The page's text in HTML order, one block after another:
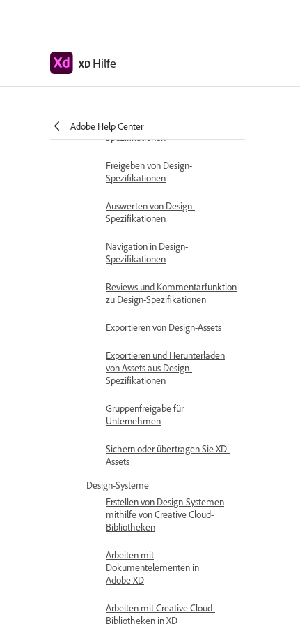
XD Hilfe
Adobe Help Center
Arbeiten mit freigegebenen
Prototypen in XD
Arbeiten mit Design-
Spezifikationen
Freigeben von Design-
Spezifikationen
Auswerten von Design-
Spezifikationen
Navigation in Design-
Spezifikationen
Reviews und Kommentarfunktion
zu Design-Spezifikationen
Exportieren von Design-Assets
Exportieren und Herunterladen
von Assets aus Design-
Spezifikationen
Gruppenfreigabe für
Unternehmen
Sichern oder übertragen Sie XD-
Assets
Design-Systeme
Erstellen von Design-Systemen
mithilfe von Creative Cloud-
Bibliotheken
Arbeiten mit
Dokumentelementen in
Adobe XD
Arbeiten mit Creative Cloud-
Bibliotheken in XD